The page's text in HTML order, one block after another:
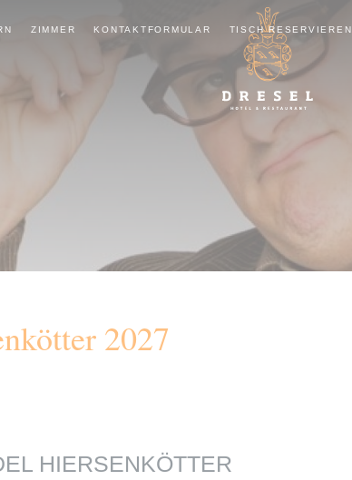
ZIMMER KONTAKTFORMULAR TISCH RESERVIEREN
2027
HIERSENKÖTTER